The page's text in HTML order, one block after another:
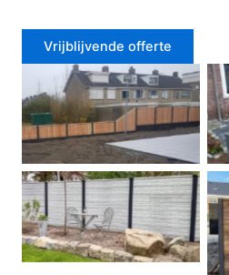
Vrijblijvende offerte
Douglas schutting
Betonschutting